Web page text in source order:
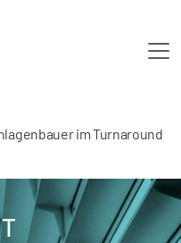
im Turnaround